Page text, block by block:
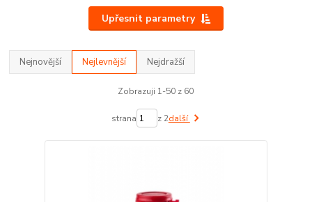
Upřesnit parametry
Nejnovější Nejlevnější Nejdražší
Zobrazuji 1-50 z 60
strana z 2další